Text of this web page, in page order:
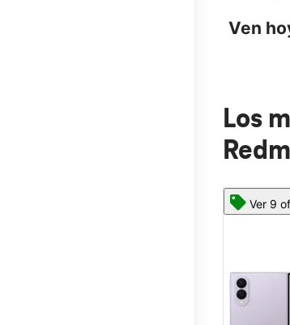
Ven
Los
Ver 9